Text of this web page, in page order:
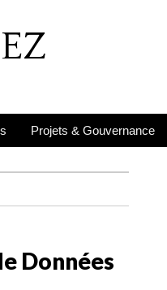
Projets & Gouvernance
Données